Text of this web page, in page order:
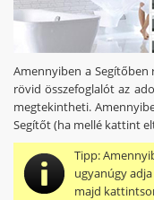
Amennyiben a
rövid összefoglalót az
megtekintheti.
Segítőt (ha mellé kattint
Tipp:
ugyanúgy
majd